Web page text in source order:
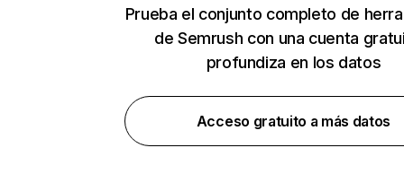
Prueba el conjunto completo de
de Semrush con una cuenta
profundiza en los datos
Acceso gratuito a más datos